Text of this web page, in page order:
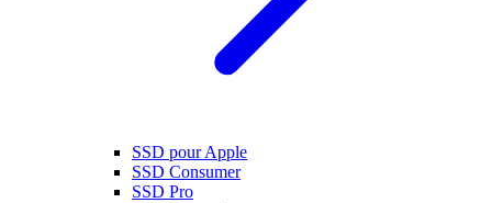
SSD pour Apple
SSD Consumer
SSD Pro